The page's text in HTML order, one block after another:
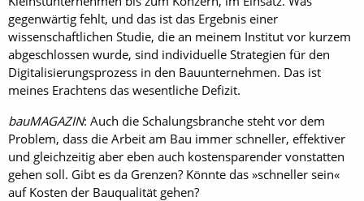
gegenwärtig fehlt, und das ist das Ergebnis einer
wissenschaftlichen Studie, die an meinem Institut vor kurzem
abgeschlossen wurde, sind individuelle Strategien für den
Digitalisierungsprozess in den Bauunternehmen. Das ist
meines Erachtens das wesentliche Defizit.
bauMAGAZIN: Auch die Schalungsbranche steht vor dem
Problem, dass die Arbeit am Bau immer schneller, effektiver
und gleichzeitig aber eben auch kostensparender vonstatten
gehen soll. Gibt es da Grenzen? Könnte das »schneller sein«
auf Kosten der Bauqualität gehen?